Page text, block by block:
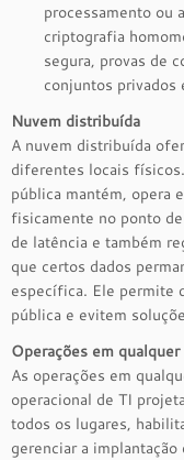
processamento ou
criptografia
segura, provas de
conjuntos privados
Nuvem distribuída
A nuvem distribuída
diferentes locais
pública mantém, opera
fisicamente no ponto
de latência e também
que certos dados
específica. Ele permite
pública e evitem
Operações em
As operações em
operacional de TI
todos os lugares,
gerenciar a